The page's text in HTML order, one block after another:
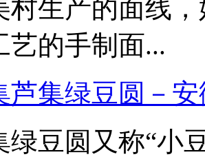
村生产的面线
艺的手制面...
芦集绿豆圆－
绿豆圆又称“小